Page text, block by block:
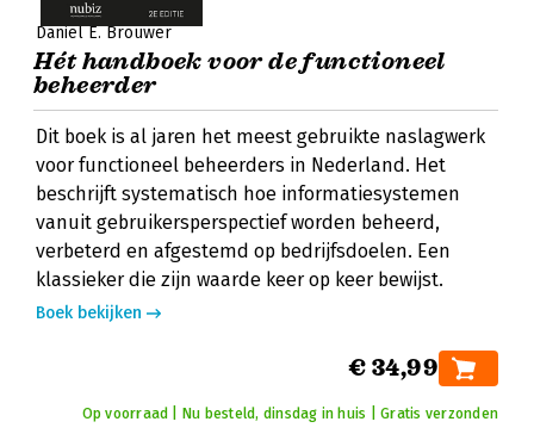
Daniël E. Brouwer
Hét handboek voor de functioneel
beheerder
Dit boek is al jaren het meest gebruikte naslagwerk
voor functioneel beheerders in Nederland. Het
beschrijft systematisch hoe informatiesystemen
vanuit gebruikersperspectief worden beheerd,
verbeterd en afgestemd op bedrijfsdoelen. Een
klassieker die zijn waarde keer op keer bewijst.
Boek bekijken
€ 34,99
Op voorraad | Nu besteld, dinsdag in huis | Gratis verzonden